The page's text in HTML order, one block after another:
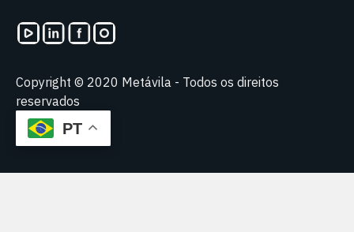
Copyright © 2020 Metávila - Todos os direitos
reservados
PT